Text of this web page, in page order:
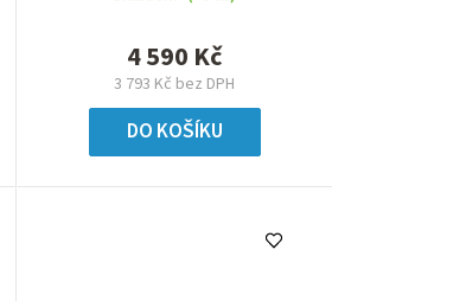
3 793 Kč bez DPH
4 590 Kč
DO KOŠÍKU